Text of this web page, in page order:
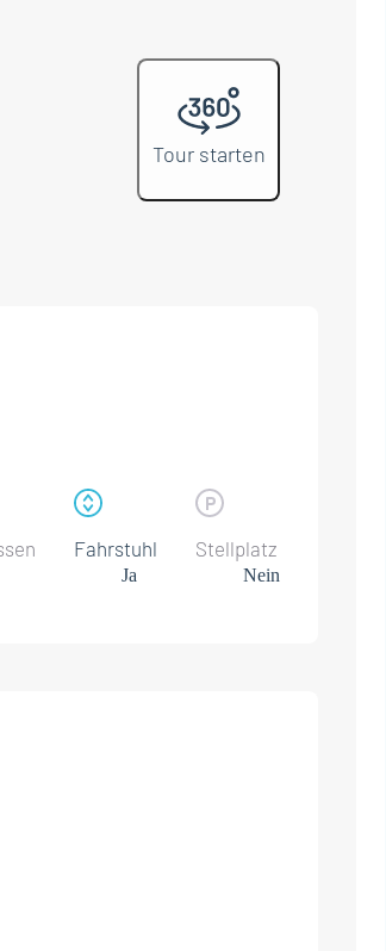
Tour starten
Fahrstuhl
Ja
Stellplatz
Nein